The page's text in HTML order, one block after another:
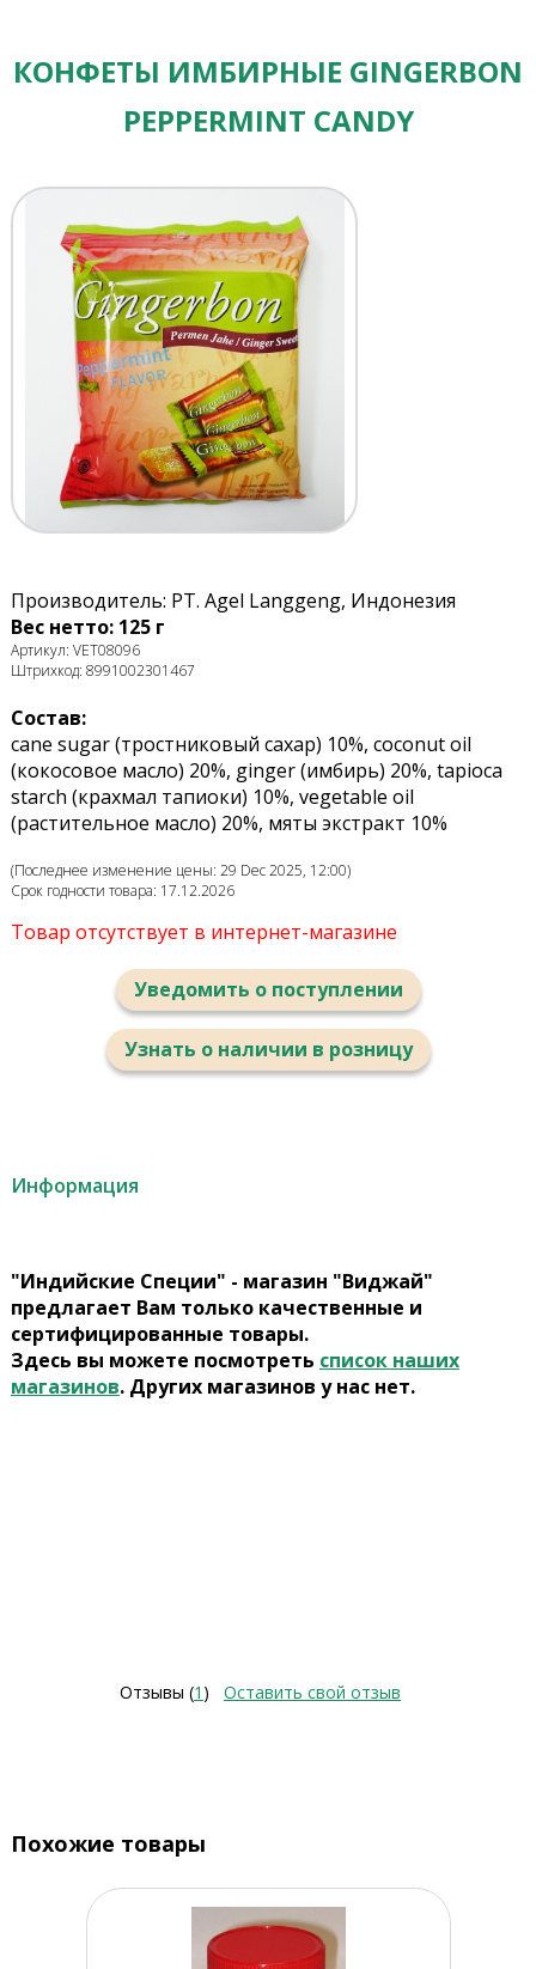
КОНФЕТЫ ИМБИРНЫЕ GINGERBON
PEPPERMINT CANDY
Производитель: PT. Agel Langgeng, Индонезия
Вес нетто: 125 г
Артикул: VET08096
Штрихкод: 8991002301467
Состав:
cane sugar (тростниковый сахар) 10%, сосоnut oil
(кокосовое масло) 20%, ginger (имбирь) 20%, tapioca
starch (крахмал тапиоки) 10%, vegetable oil
(растительное масло) 20%, мяты экстракт 10%
(Последнее изменение цены: 29 Dec 2025, 12:00)
Срок годности товара: 17.12.2026
Товар отсутствует в интернет-магазине
Уведомить о поступлении
Узнать о наличии в розницу
Информация
"Индийские Специи" - магазин "Виджай"
предлагает Вам только качественные и
сертифицированные товары.
Здесь вы можете посмотреть список наших
магазинов. Других магазинов у нас нет.
Отзывы (1 ) Оставить свой отзыв
Похожие товары